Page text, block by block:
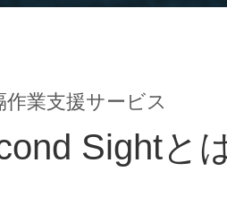
作業支援サービス
Sightと